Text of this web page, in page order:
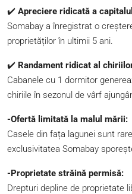
✔️ Apreciere ridicată a
Somabay a înregistrat o
proprietăților în ultimii 5 ani.
✔️ Randament ridicat al
Cabanele cu 1 dormitor
chiriile în sezonul de vârf
-Ofertă limitată la malul mării:
Casele din fața lagunei sunt
exclusivitatea Somabay
-Proprietate străină permisă:
Drepturi depline de proprietate